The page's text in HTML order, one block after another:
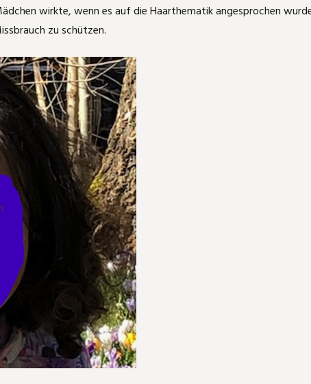
wirkte, wenn es auf die Haarthematik angesprochen
zu schützen.